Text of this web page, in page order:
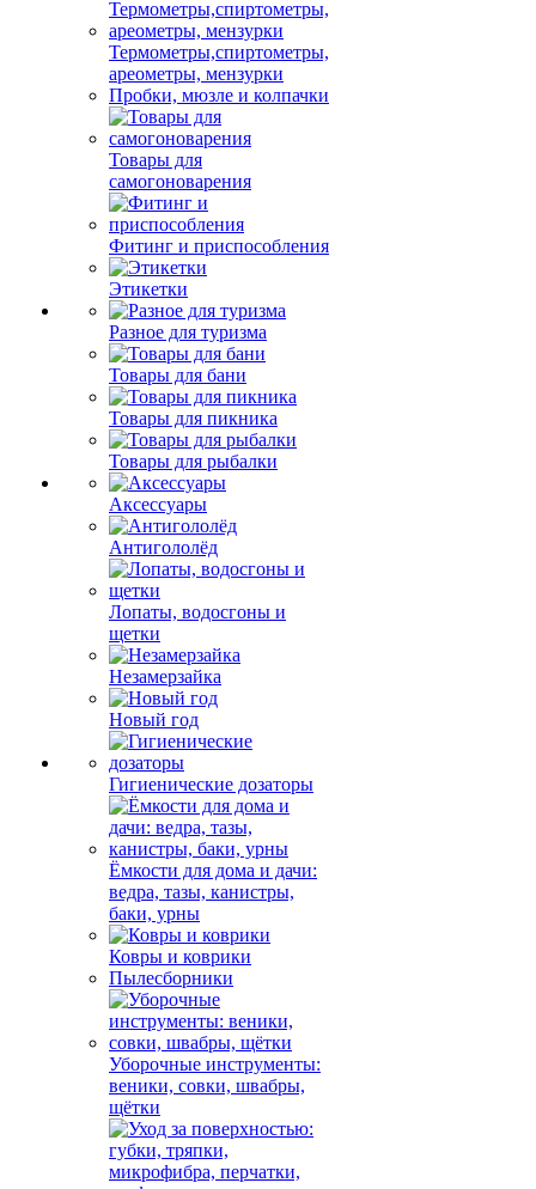
Термометры,спиртометры,
ареометры, мензурки
Пробки, мюзле и колпачки
Товары для
самогоноварения
Фитинг и приспособления
Этикетки
Разное для туризма
Товары для бани
Товары для пикника
Товары для рыбалки
Аксессуары
Антигололёд
Лопаты, водосгоны и
щетки
Незамерзайка
Новый год
Гигиенические дозаторы
Ёмкости для дома и дачи:
ведра, тазы, канистры,
баки, урны
Ковры и коврики
Пылесборники
Уборочные инструменты:
веники, совки, швабры,
щётки